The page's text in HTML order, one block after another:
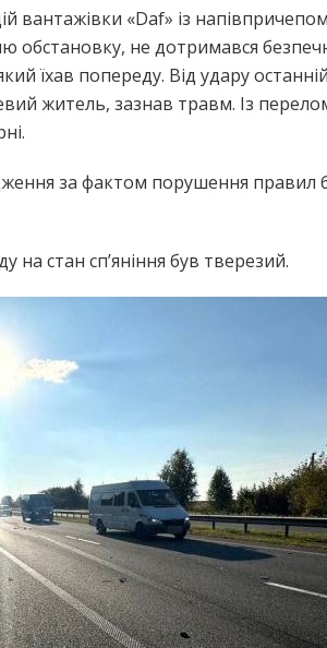
вантажівки «Daf» із
не дотримався
їхав попереду. Від удару
житель, зазнав травм. Із
за фактом порушення правил
на стан сп’яніння був тверезий.